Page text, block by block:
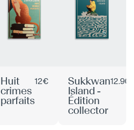
Huit
crimes
parfaits
12€
Sukkwan
Island -
Édition
collector